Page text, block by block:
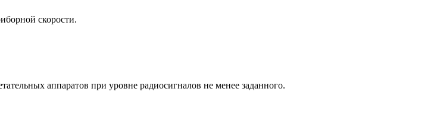
скорости.
аппаратов при уровне радиосигналов не менее заданного.